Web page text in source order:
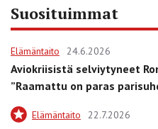
Suosituimmat
Elämäntaito 24.6.2026
Aviokriisistä selviytyneet
”Raamattu on paras
Elämäntaito 22.7.2026